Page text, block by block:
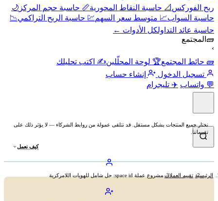
ربح الفوركس 📐 حاسبة النقاط المحورية📏 حاسبة حجم المركز 🌙
حاسبة السواب📈 متوسط سعر السهم💹 حاسبة الربح التراكمي📉
حاسبة عائد التداولكل الأدوات ←
🧱 المجتمع
›
🧱 حائط المجتمع🏆 لوحة المحلّلين✍️ اكتب تحليلك
تسجيل الدخول
إنشاء حساب
💬 واتساب ✈️ تليجرام
نختار جميع المنتجات بشكل مستقل. قد نتلقى عمولة من روابط الشركاء — لا يؤثر ذلك على
تقييماتنا.
كيف نعمل
الرئيسية تقييم العملات مشروع عملة space id: حل شامل للهويات اللامركزية